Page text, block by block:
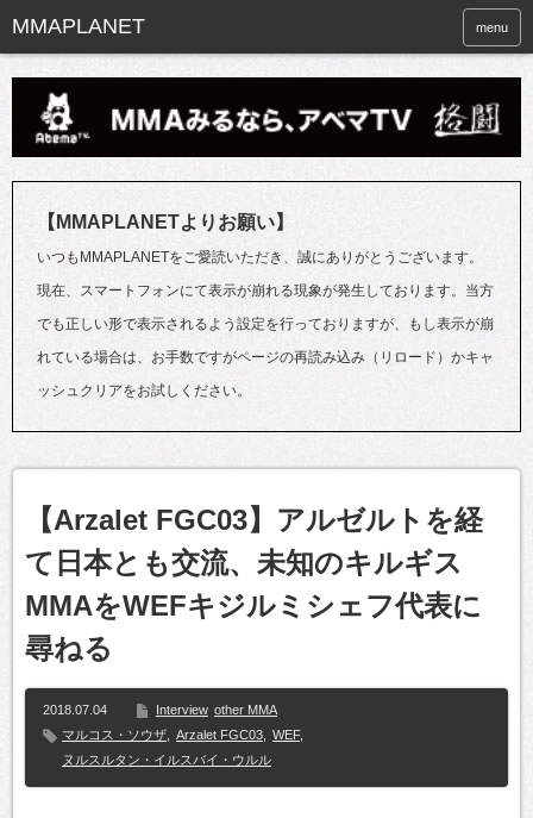
menu
【MMAPLANETよりお願い】
いつもMMAPLANETをご愛読いただき、誠にありがとうございます。
現在、スマートフォンにて表示が崩れる現象が発生しております。当方
でも正しい形で表示されるよう設定を行っておりますが、もし表示が崩
れている場合は、お手数ですがページの再読み込み（リロード）かキャ
ッシュクリアをお試しください。
【Arzalet FGC03】アルゼルトを経
て日本とも交流、未知のキルギス
MMAをWEFキジルミシェフ代表に
尋ねる
2018.07.04 Interview other MMA
マルコス・ソウザ
Arzalet FGC03 WEF,
ヌルスルタン・イルスバイ・ウルル